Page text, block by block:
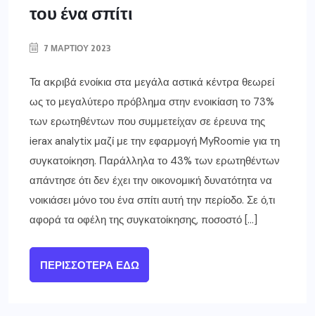
του ένα σπίτι
7 ΜΑΡΤΊΟΥ 2023
Τα ακριβά ενοίκια στα μεγάλα αστικά κέντρα θεωρεί
ως το μεγαλύτερο πρόβλημα στην ενοικίαση το 73%
των ερωτηθέντων που συμμετείχαν σε έρευνα της
ierax analytix μαζί με την εφαρμογή MyRoomie για τη
συγκατοίκηση. Παράλληλα το 43% των ερωτηθέντων
απάντησε ότι δεν έχει την οικονομική δυνατότητα να
νοικιάσει μόνο του ένα σπίτι αυτή την περίοδο. Σε ό,τι
αφορά τα οφέλη της συγκατοίκησης, ποσοστό […]
ΠΕΡΙΣΣΌΤΕΡΑ ΕΔΏ